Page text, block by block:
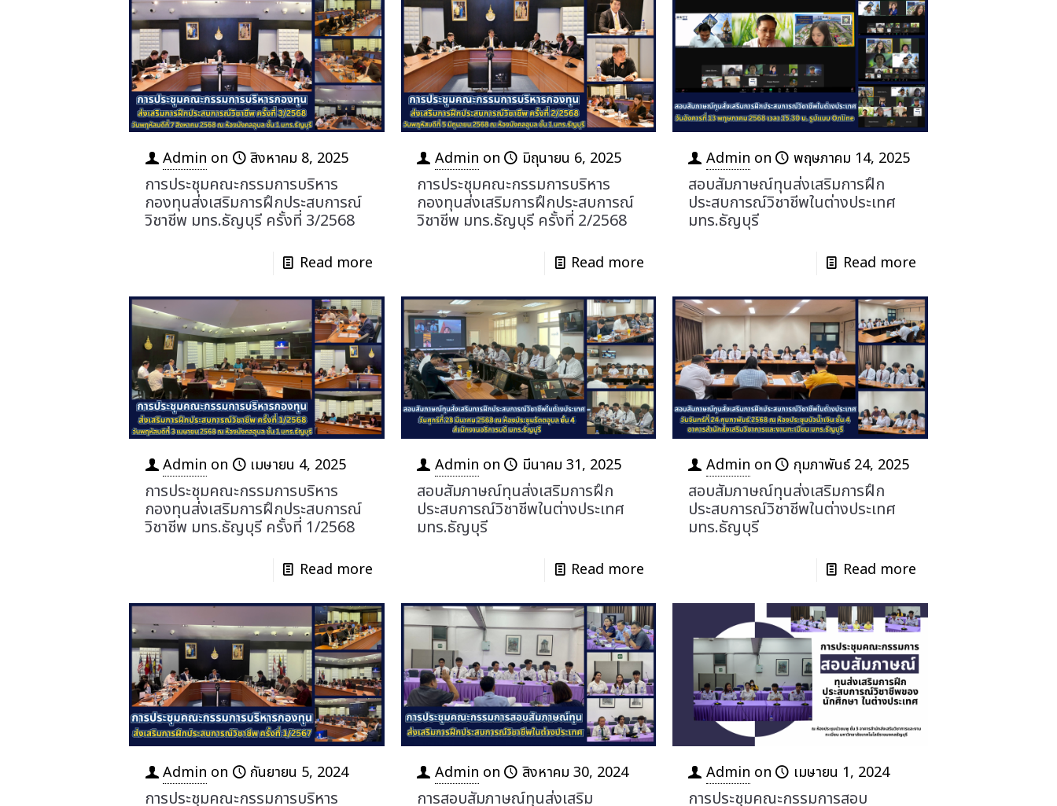
Admin on สิงหาคม 8, 2025
การประชุมคณะกรรมการบริหาร
กองทุนส่งเสริมการฝึกประสบการณ์
วิชาชีพ มทร.ธัญบุรี ครั้งที่ 3/2568
Read more
Admin on มิถุนายน 6, 2025
การประชุมคณะกรรมการบริหาร
กองทุนส่งเสริมการฝึกประสบการณ์
วิชาชีพ มทร.ธัญบุรี ครั้งที่ 2/2568
Read more
Admin on พฤษภาคม 14, 2025
สอบสัมภาษณ์ทุนส่งเสริมการฝึก
ประสบการณ์วิชาชีพในต่างประเทศ
มทร.ธัญบุรี
Read more
Admin on เมษายน 4, 2025
การประชุมคณะกรรมการบริหาร
กองทุนส่งเสริมการฝึกประสบการณ์
วิชาชีพ มทร.ธัญบุรี ครั้งที่ 1/2568
Read more
Admin on มีนาคม 31, 2025
สอบสัมภาษณ์ทุนส่งเสริมการฝึก
ประสบการณ์วิชาชีพในต่างประเทศ
มทร.ธัญบุรี
Read more
Admin on กุมภาพันธ์ 24, 2025
สอบสัมภาษณ์ทุนส่งเสริมการฝึก
ประสบการณ์วิชาชีพในต่างประเทศ
มทร.ธัญบุรี
Read more
Admin on กันยายน 5, 2024
การประชุมคณะกรรมการบริหาร
Admin on สิงหาคม 30, 2024
การสอบสัมภาษณ์ทุนส่งเสริม
Admin on เมษายน 1, 2024
การประชุมคณะกรรมการสอบ